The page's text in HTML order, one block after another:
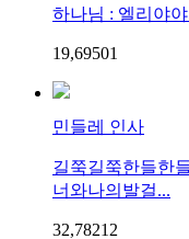
하나님 : 엘리야
19,69501
민들레 인사
길쭉길쭉한들한
너와나의발걸...
32,78212